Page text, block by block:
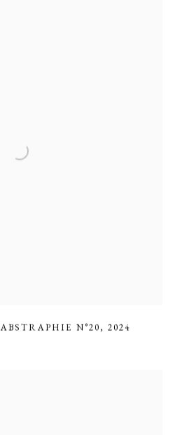
ABSTRAPHIE N°20, 2024